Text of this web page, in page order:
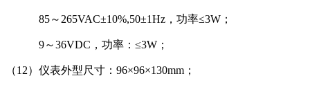
85～265VAC±10%,50±1Hz，功率≤3W；
9～36VDC，功率：≤3W；
（12）仪表外型尺寸：96×96×130mm；